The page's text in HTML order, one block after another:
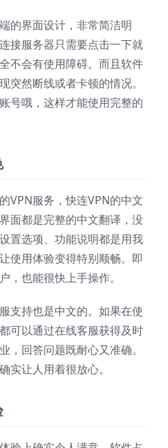
的界面设计，非常简洁明
接服务器只需要点击一下就
不会有使用障碍。而且软件
突然断线或者卡顿的情况。
号哦，这样才能使用完整的
VPN服务，快连VPN的中文
面都是完整的中文翻译，没
置选项、功能说明都是用我
使用体验变得特别顺畅。即
，也能很快上手操作。
支持也是中文的。如果在使
可以通过在线客服获得及时
，回答问题既耐心又准确。
实让人用着很放心。